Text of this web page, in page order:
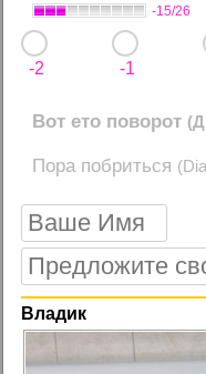
-15/26
-2 -1
Вот ето поворот
Пора побриться
Владик